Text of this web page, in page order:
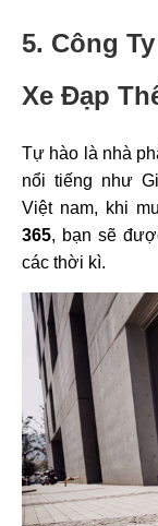
5. Công
Xe Đạp
Tự hào là nhà
nổi tiếng như
Việt nam, khi
365, bạn sẽ
các thời kì.